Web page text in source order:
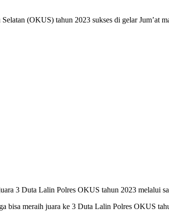
(OKUS) tahun 2023 sukses di gelar Jum’at
3 Duta Lalin Polres OKUS tahun 2023 melalui
bisa meraih juara ke 3 Duta Lalin Polres OKUS